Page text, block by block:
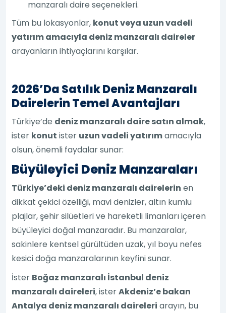
manzaralı daire seçenekleri.
Tüm bu lokasyonlar, konut veya uzun vadeli
yatırım amacıyla deniz manzaralı daireler
arayanların ihtiyaçlarını karşılar.
2026’da Satılık Deniz Manzaralı
Dairelerin Temel Avantajları
Türkiye’de deniz manzaralı daire satın almak,
ister konut ister uzun vadeli yatırımamacıyla
olsun, önemli faydalar sunar:
Büyüleyici Deniz Manzaraları
Türkiye’deki deniz manzaralı dairelerin en
dikkat çekici özelliği, mavi denizler, altın kumlu
plajlar, şehir silüetleri ve hareketli limanları içeren
büyüleyici doğal manzaradır. Bu manzaralar,
sakinlere kentsel gürültüden uzak, yıl boyu nefes
kesici doğa manzaralarının keyfini sunar.
İster Boğaz manzaralı İstanbul deniz
manzaralı daireleri, isterAkdeniz’e bakan
Antalya deniz manzaralı daireleri arayın, bu